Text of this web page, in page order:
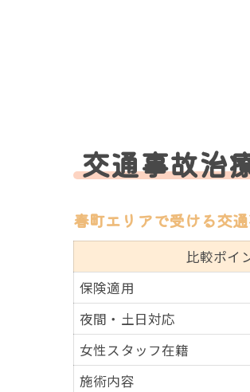
交通事故治
春町エリアで受ける交
比較ポイ
保険適用
夜間・土日対応
女性スタッフ在籍
施術内容